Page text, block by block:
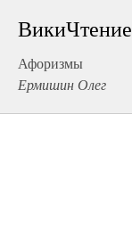
ВикиЧтение
Афоризмы
Ермишин Олег